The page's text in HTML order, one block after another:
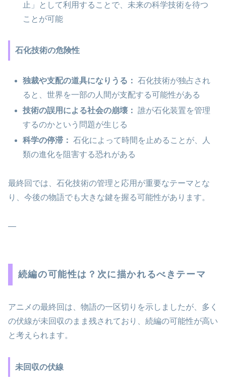
止」として利用することで、未来の科学技術を待つ
ことが可能
石化技術の危険性
独裁や支配の道具になりうる： 石化技術が独占され
ると、世界を一部の人間が支配する可能性がある
技術の誤用による社会の崩壊： 誰が石化装置を管理
するのかという問題が生じる
科学の停滞： 石化によって時間を止めることが、人
類の進化を阻害する恐れがある
最終回では、石化技術の管理と応用が重要なテーマとな
り、今後の物語でも大きな鍵を握る可能性があります。
—
続編の可能性は？次に描かれるべきテーマ
アニメの最終回は、物語の一区切りを示しましたが、多く
の伏線が未回収のまま残されており、続編の可能性が高い
と考えられます。
未回収の伏線